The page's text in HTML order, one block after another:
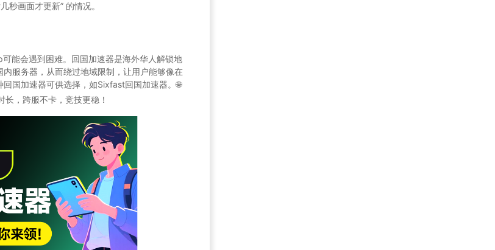
秒画面才更新” 的情况。
能会遇到困难。回国加速器是海外华人解锁地
服务器，从而绕过地域限制，让用户能够像在
国加速器可供选择，如Sixfast回国加速器。🌐
长，跨服不卡，竞技更稳！